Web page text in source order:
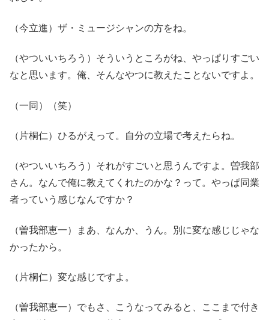
（今立進）ザ・ミュージシャンの方をね。
（やついいちろう）そういうところがね、やっぱりすごい
なと思います。俺、そんなやつに教えたことないですよ。
（一同）（笑）
（片桐仁）ひるがえって。自分の立場で考えたらね。
（やついいちろう）それがすごいと思うんですよ。曽我部
さん。なんで俺に教えてくれたのかな？って。やっぱ同業
者っていう感じなんですか？
（曽我部恵一）まあ、なんか、うん。別に変な感じじゃな
かったから。
（片桐仁）変な感じですよ。
（曽我部恵一）でもさ、こうなってみると、ここまで付き